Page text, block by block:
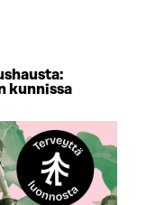
kunnissa